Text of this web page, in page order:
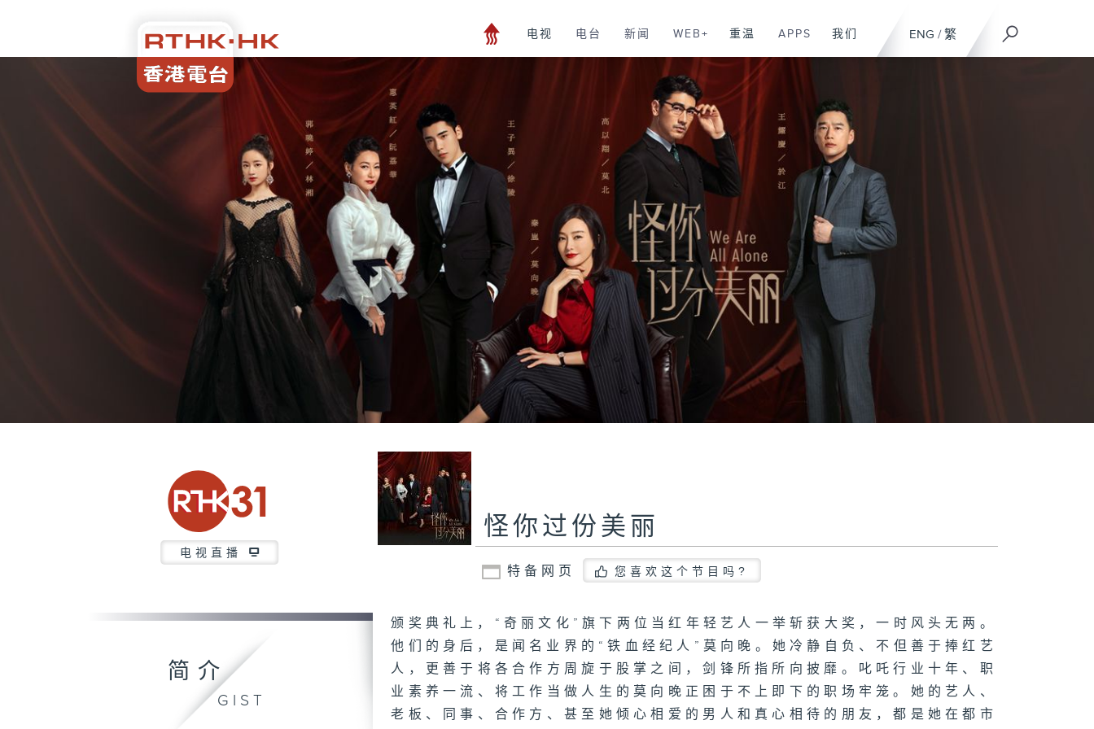
ENG / 繁
电视 电台 新闻 WEB+ 重温 APPS 我们
电视直播
怪你过份美丽
特备网页 您喜欢这个节目吗?
简介
GIST
颁奖典礼上，“奇丽文化”旗下两位当红年轻艺人一举斩获大奖，一时风头无两。
他们的身后，是闻名业界的“铁血经纪人”莫向晚。她冷静自负、不但善于捧红艺
人，更善于将各合作方周旋于股掌之间，剑锋所指所向披靡。叱吒行业十年、职
业素养一流、将工作当做人生的莫向晚正困于不上即下的职场牢笼。她的艺人、
老板、同事、合作方、甚至她倾心相爱的男人和真心相待的朋友，都是她在都市